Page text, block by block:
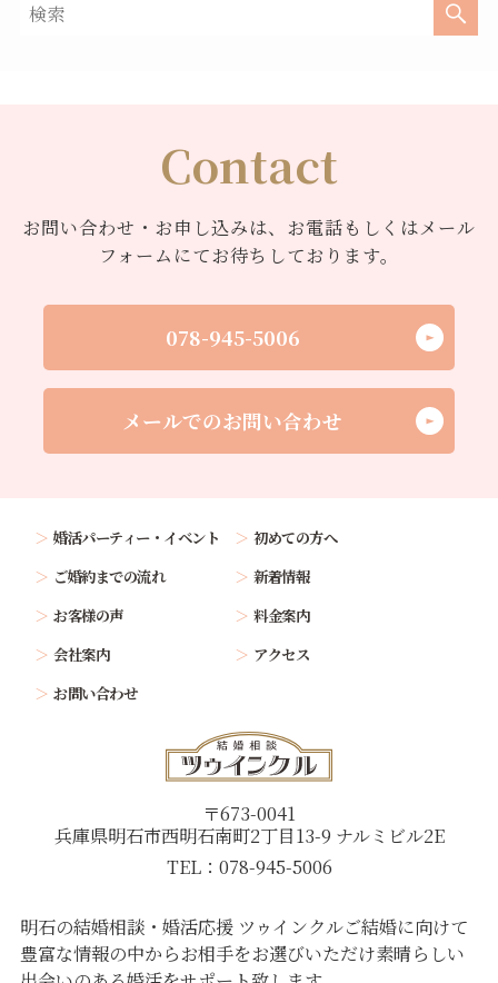
Contact
お問い合わせ・お申し込みは、お電話もしくはメール
フォームにてお待ちしております。
078-945-5006
メールでのお問い合わせ
婚活パーティー・イベント
初めての方へ
ご婚約までの流れ
新着情報
お客様の声
料金案内
会社案内
アクセス
お問い合わせ
〒673-0041
兵庫県明石市西明石南町2丁目13-9 ナルミビル2E
TEL：078-945-5006
明石の結婚相談・婚活応援 ツゥインクルご結婚に向けて
豊富な情報の中からお相手をお選びいただけ素晴らしい